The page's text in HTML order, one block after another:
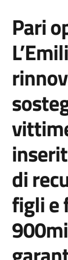
Agenzia
di
informazione
e
comunicazione
su
Salta al contenuto
Pari
di
figli e